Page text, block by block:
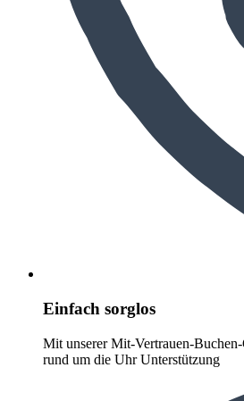
Einfach sorglos
Mit unserer Mit-Vertrauen-
rund um die Uhr Unterstützung